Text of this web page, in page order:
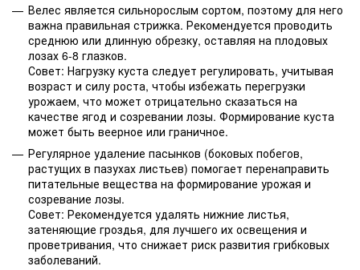
Велес является сильнорослым сортом, поэтому для него
важна правильная стрижка. Рекомендуется проводить
среднюю или длинную обрезку, оставляя на плодовых
лозах 6-8 глазков.
Совет: Нагрузку куста следует регулировать, учитывая
возраст и силу роста, чтобы избежать перегрузки
урожаем, что может отрицательно сказаться на
качестве ягод и созревании лозы. Формирование куста
может быть веерное или граничное.
Регулярное удаление пасынков (боковых побегов,
растущих в пазухах листьев) помогает перенаправить
питательные вещества на формирование урожая и
созревание лозы.
Совет: Рекомендуется удалять нижние листья,
затеняющие гроздья, для лучшего их освещения и
проветривания, что снижает риск развития грибковых
заболеваний.